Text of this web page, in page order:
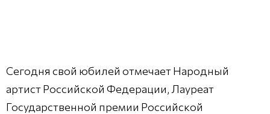
Сегодня свой юбилей отмечает Народный
артист Российской Федерации, Лауреат
Государственной премии Российской